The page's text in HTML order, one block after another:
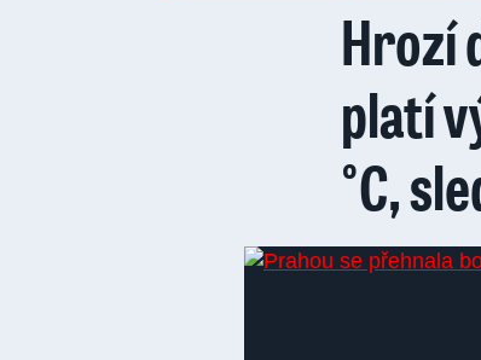
Hrozí
platí
°C,